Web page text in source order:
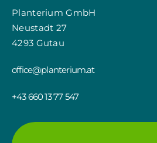
Planterium GmbH
Neustadt 27
4293 Gutau
office@planterium.at
+43 660 13 77 547